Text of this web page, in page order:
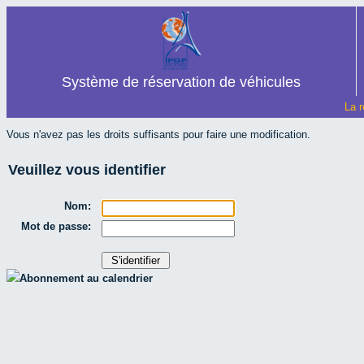
Système de réservation de véhicules
La
Vous n'avez pas les droits suffisants pour faire une modification.
Veuillez vous identifier
Nom:
Mot de passe:
Abonnement au calendrier